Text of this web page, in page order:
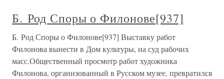
Б. Род Споры о Филонове[937]
Б. Род Споры о Филонове[937] Выставку работ
Филонова вынести в Дом культуры, на суд рабочих
масс.Общественный просмотр работ художника
Филонова, организованный в Русском музее, превратился